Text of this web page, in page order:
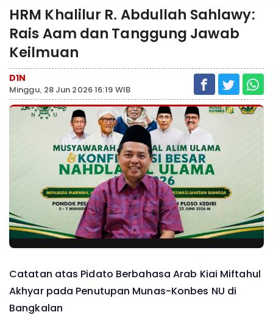
HRM Khalilur R. Abdullah Sahlawy:
Rais Aam dan Tanggung Jawab
Keilmuan
D1N
Minggu, 28 Jun 2026 16:19 WIB
Catatan atas Pidato Berbahasa Arab Kiai Miftahul
Akhyar pada Penutupan Munas-Konbes NU di
Bangkalan